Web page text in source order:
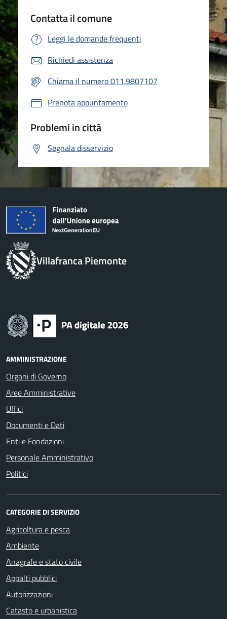
Contatta il comune
Leggi le domande frequenti
Richiedi assistenza
Chiama il numero 011.9807107
Prenota appuntamento
Problemi in città
Segnala disservizio
Villafranca Piemonte
AMMINISTRAZIONE
Organi di Governo
Aree Amministrative
Uffici
Documenti e Dati
Enti e Fondazioni
Personale Amministrativo
Politici
CATEGORIE DI SERVIZIO
Agricoltura e pesca
Ambiente
Anagrafe e stato civile
Appalti pubblici
Autorizzazioni
Catasto e urbanistica